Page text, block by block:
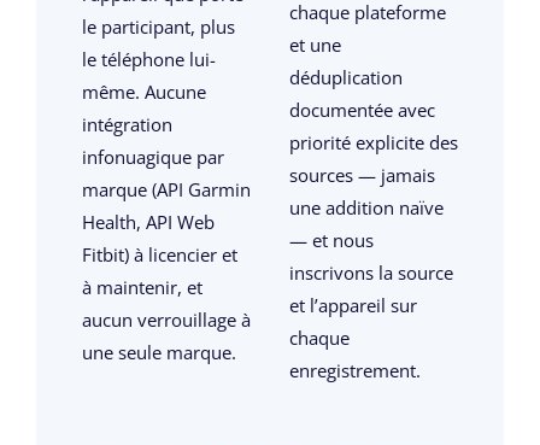
le participant, plus
le téléphone lui-
même. Aucune
intégration
infonuagique par
marque (API Garmin
Health, API Web
Fitbit) à licencier et
à maintenir, et
aucun verrouillage à
une seule marque.
chaque plateforme
et une
déduplication
documentée avec
priorité explicite des
sources — jamais
une addition naïve
— et nous
inscrivons la source
et l’appareil sur
chaque
enregistrement.